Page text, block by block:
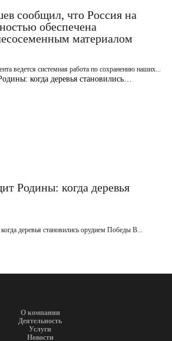
сообщил, что Россия на
обеспечена
материалом
ведется системная работа по сохранению наших...
Родины: когда деревья
деревья становились орудием Победы В...
О компании
Деятельность
Услуги
Новости